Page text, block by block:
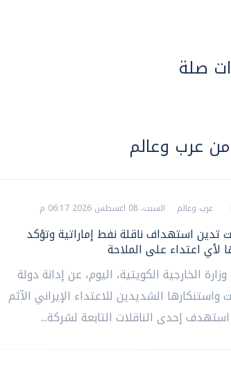
صلة
من عرب وعالم
عرب وعالم السبت، 08 اغسطس 2026 06:17 م
تدين استهداف ناقلة نفط إماراتية وتؤكد
لأي اعتداء على الملاحة
الخارجية الكويتية، اليوم، عن إدانة دولة
واستنكارها الشديدين للاعتداء الإيراني الآثم
إحدى الناقلات التابعة لشركة...